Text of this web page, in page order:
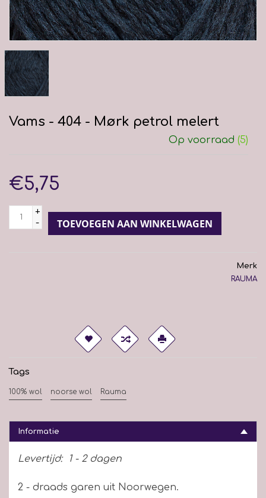
Vams - 404 - Mørk petrol melert
Op voorraad (5)
€5,75
+
-
TOEVOEGEN AAN WINKELWAGEN
Merk
RAUMA
Tags
100% wol noorse wol Rauma
Informatie
Levertijd: 1 - 2 dagen
2 - draads garen uit Noorwegen.